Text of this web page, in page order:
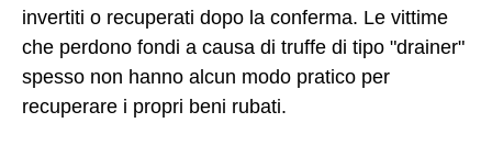
invertiti o recuperati dopo la conferma. Le vittime
che perdono fondi a causa di truffe di tipo "drainer"
spesso non hanno alcun modo pratico per
recuperare i propri beni rubati.